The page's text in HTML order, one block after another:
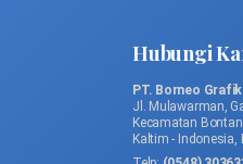
Hubungi
PT. Borneo
Jl. Mulawarman,
Kecamatan
Kaltim - Indonesia,